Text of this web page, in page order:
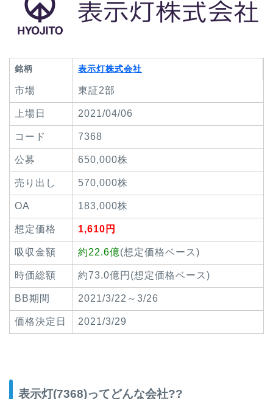
銘柄 表示灯株式会社
市場 東証2部
上場日 2021/04/06
コード 7368
公募 650,000株
売り出し 570,000株
OA 183,000株
想定価格 1,610円
吸収金額 約22.6億(想定価格ベース)
時価総額 約73.0億円(想定価格ベース)
BB期間 2021/3/22～3/26
価格決定日 2021/3/29
表示灯(7368)ってどんな会社??